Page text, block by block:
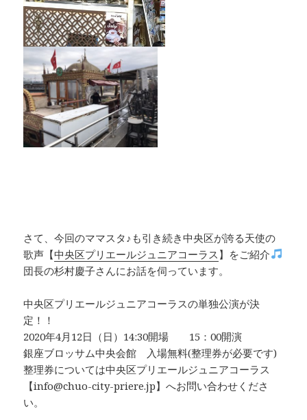
さて、今回のママスタ♪も引き続き中央区が誇る天使の
歌声【中央区プリエールジュニアコーラス 】をご紹介
団長の杉村慶子さんにお話を伺っています。
中央区プリエールジュニアコーラスの単独公演が決
定！！
2020年4月12日（日）14:30開場 15：00開演
銀座ブロッサム中央会館 入場無料(整理券が必要です)
整理券については中央区プリエールジュニアコーラス
【info@chuo-city-priere.jp】へお問い合わせくださ
い。